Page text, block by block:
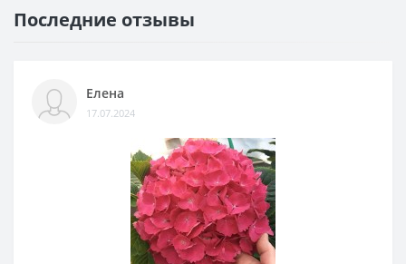
Последние отзывы
Елена
17.07.2024